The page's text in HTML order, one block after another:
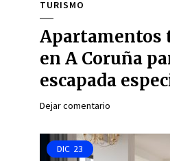
TURISMO
Apartamentos
en A Coruña
escapada
Dejar comentario
DIC 23